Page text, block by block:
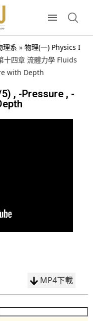
理系 » 物理(一) Physics I
十四章 流體力學 Fluids
with Depth
, -Pressure , -
MP4下載